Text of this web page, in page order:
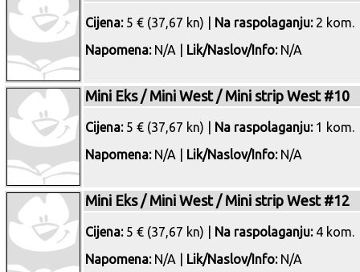
Cijena:5 € (37,67 kn) | Na raspolaganju:2 kom.
Napomena:N/A | Lik/Naslov/Info:N/A
Mini Eks / Mini West / Mini strip West #10
Cijena:5 € (37,67 kn) | Na raspolaganju:1 kom.
Napomena:N/A | Lik/Naslov/Info:N/A
Mini Eks / Mini West / Mini strip West #12
Cijena:5 € (37,67 kn) | Na raspolaganju:4 kom.
Napomena:N/A | Lik/Naslov/Info:N/A